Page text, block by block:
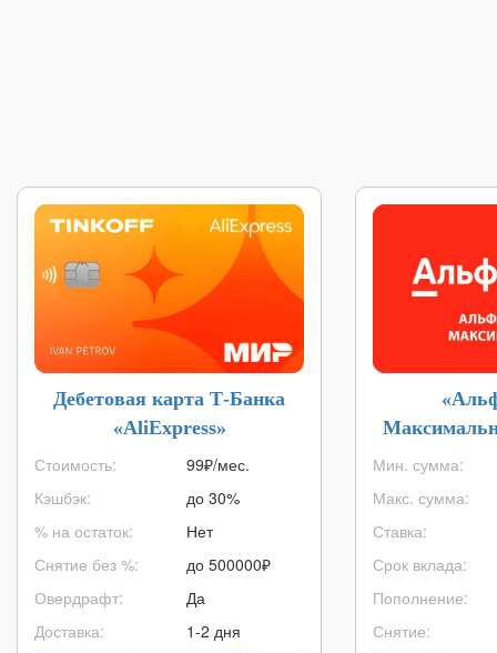
Дебетовая карта Т-Банка
«AliExpress»
Стоимость:
Кэшбэк:
% на остаток:
Снятие без %:
Овердрафт:
Доставка:
99₽/мес.
до 30%
Нет
до 500000₽
Да
1-2 дня
Мин. сумма:
Макс. сумма:
Ставка:
Срок вклада:
Пополнение:
Снятие: